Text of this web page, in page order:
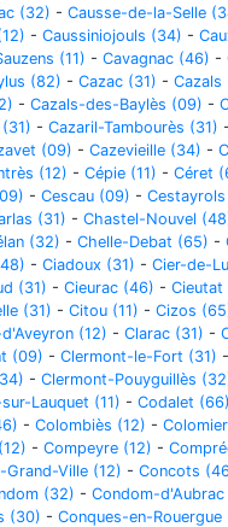
(32) - Causse-de-la-Selle
- Caussiniojouls (34) -
(11) - Cavagnac (46) -
(82) - Cazac (31) - Cazals
- Cazals-des-Baylès (09) -
- Cazaril-Tambourès (31) -
(09) - Cazevieille (34) -
(12) - Cépie (11) - Céret
- Cescau (09) - Cestayrols
(31) - Chastel-Nouvel
(32) - Chelle-Debat (65) -
- Ciadoux (31) - Cier-de-
(31) - Cieurac (46) - Cieutat
(31) - Citou (11) - Cizos
(12) - Clarac (31) -
(09) - Clermont-le-Fort (31) -
- Clermont-Pouyguillès
Lauquet (11) - Codalet (66)
- Colombiès (12) -
- Compeyre (12) -
Grand-Ville (12) - Concots
(32) - Condom-d'Aubrac
(30) - Conques-en-Rouergue